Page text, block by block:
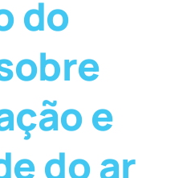
do
e
do ar